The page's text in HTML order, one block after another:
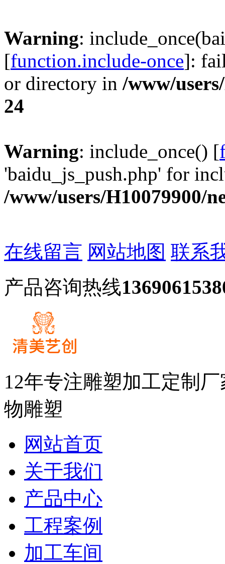
Warning:
[function.include-once]:
or directory in /www/
24
Warning: include_once() [
'baidu_js_push.php' for
/www/users/H10079900/
在线留言 网站地图 联系
产品咨询热线
12年专注雕塑加工定制
物雕塑
网站首页
关于我们
产品中心
工程案例
加工车间